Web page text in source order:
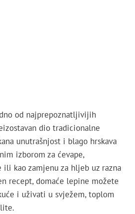
od najprepoznatljivijih
dio tradicionalne
unutrašnjost i blago hrskava
izborom za ćevape,
ili kao zamjenu za hljeb uz razna
recept, domaće lepine možete
i uživati u svježem, toplom